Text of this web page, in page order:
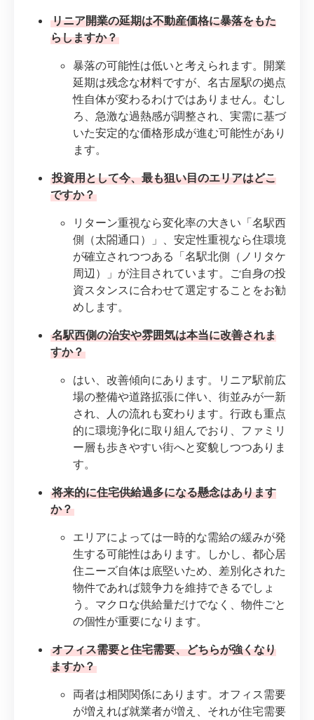
リニア開業の延期は不動産価格に暴落をもた
らしますか？
暴落の可能性は低いと考えられます。開業
延期は残念な材料ですが、名古屋駅の拠点
性自体が変わるわけではありません。むし
ろ、急激な過熱感が調整され、実需に基づ
いた安定的な価格形成が進む可能性があり
ます。
投資用として今、最も狙い目のエリアはどこ
ですか？
リターン重視なら変化率の大きい「名駅西
側（太閤通口）」、安定性重視なら住環境
が確立されつつある「名駅北側（ノリタケ
周辺）」が注目されています。ご自身の投
資スタンスに合わせて選定することをお勧
めします。
名駅西側の治安や雰囲気は本当に改善されま
すか？
はい、改善傾向にあります。リニア駅前広
場の整備や道路拡張に伴い、街並みが一新
され、人の流れも変わります。行政も重点
的に環境浄化に取り組んでおり、ファミリ
ー層も歩きやすい街へと変貌しつつありま
す。
将来的に住宅供給過多になる懸念はあります
か？
エリアによっては一時的な需給の緩みが発
生する可能性はあります。しかし、都心居
住ニーズ自体は底堅いため、差別化された
物件であれば競争力を維持できるでしょ
う。マクロな供給量だけでなく、物件ごと
の個性が重要になります。
オフィス需要と住宅需要、どちらが強くなり
ますか？
両者は相関関係にあります。オフィス需要
が増えれば就業者が増え、それが住宅需要